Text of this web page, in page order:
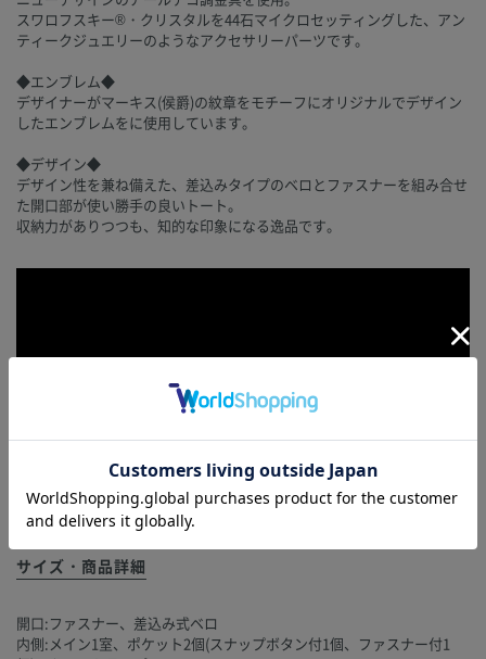
スワロフスキー®・クリスタルを44石マイクロセッティングした、アン
ティークジュエリーのようなアクセサリーパーツです。
◆エンブレム◆
デザイナーがマーキス(侯爵)の紋章をモチーフにオリジナルでデザイン
したエンブレムをに使用しています。
◆デザイン◆
デザイン性を兼ね備えた、差込みタイプのベロとファスナーを組み合せ
た開口部が使い勝手の良いトート。
収納力がありつつも、知的な印象になる逸品です。
サイズ・商品詳細
開口:ファスナー、差込み式ベロ
内側:メイン1室、ポケット2個(スナップボタン付1個、ファスナー付1